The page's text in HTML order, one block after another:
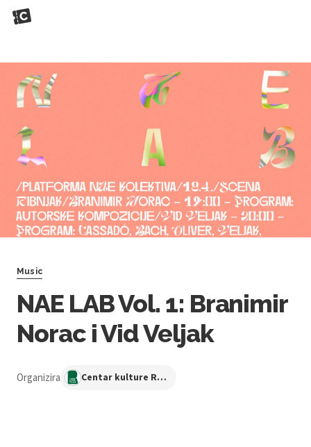
Music
NAE LAB Vol. 1: Branimir
Norac i Vid Veljak
Organizira Centar kulture Ribnjak